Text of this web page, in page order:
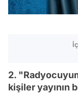
2.
kişiler yayının